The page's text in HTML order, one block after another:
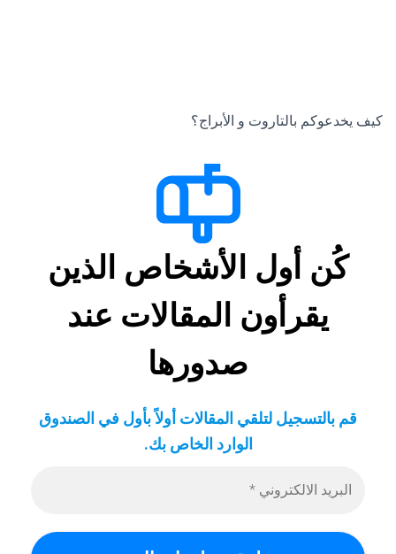
كيف يخدعوكم بالتاروت و الأبراج؟
كُن أول الأشخاص الذين
يقرأون المقالات عند
صدورها
قم بالتسجيل لتلقي المقالات أولاً بأول في الصندوق
الوارد الخاص بك.